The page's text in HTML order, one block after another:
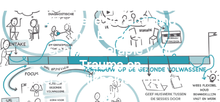
Button
Effectieve Behandeling
met EMDR en
Schematherapie voor
Trauma en
Persoonlijkheidsproblema
tiek